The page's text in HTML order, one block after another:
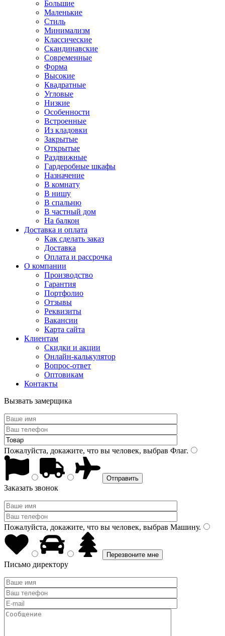
Большие
Маленькие
Стиль
Минимализм
Классические
Скандинавские
Современные
Форма
Высокие
Квадратные
Угловые
Низкие
Особенности
Встроенные
Из кладовки
Закрытые
Открытые
Раздвижные
Гардеробные шкафы
Назначение
В комнату
В нишу
В спальню
В частный дом
На балкон
Доставка и оплата
Как сделать заказ
Доставка
Оплата и рассрочка
О компании
Производство
Гарантия
Портфолио
Отзывы
Реквизиты
Вакансии
Карта сайта
Клиентам
Скидки и акции
Онлайн-калькулятор
Вопрос-ответ
Оптовикам
Контакты
Вызвать замерщика
Пожалуйста, докажите, что вы человек, выбрав Флаг.
Заказать звонок
Пожалуйста, докажите, что вы человек, выбрав Машину.
Письмо директору